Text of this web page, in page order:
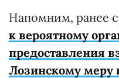
Напомним, ранее
к вероятному
предоставления
Лозинскому меру